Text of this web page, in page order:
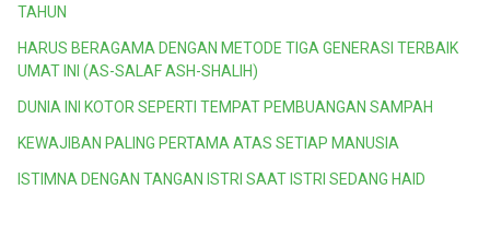
TAHUN
HARUS BERAGAMA DENGAN METODE TIGA GENERASI TERBAIK
UMAT INI (AS-SALAF ASH-SHALIH)
DUNIA INI KOTOR SEPERTI TEMPAT PEMBUANGAN SAMPAH
KEWAJIBAN PALING PERTAMA ATAS SETIAP MANUSIA
ISTIMNA DENGAN TANGAN ISTRI SAAT ISTRI SEDANG HAID